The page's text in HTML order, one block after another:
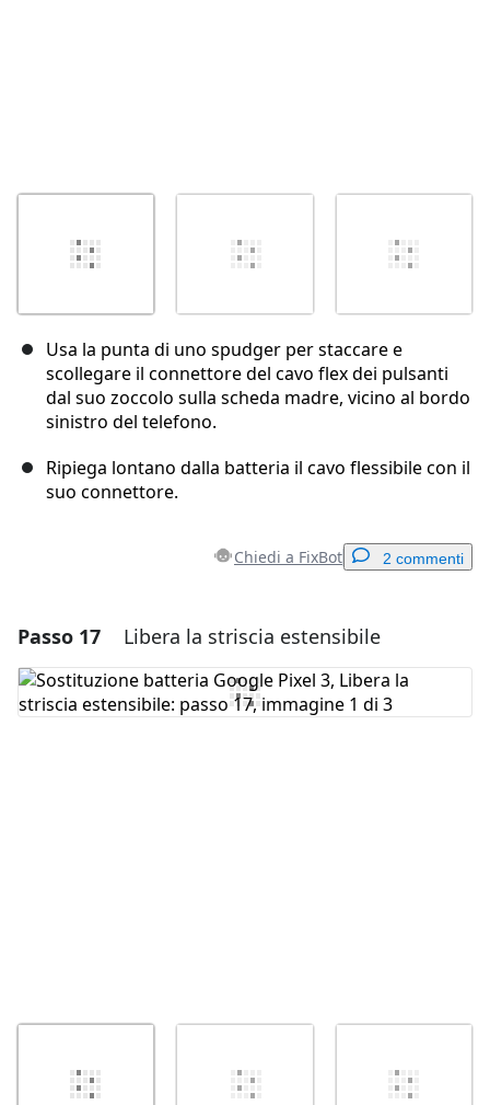
Usa la punta di uno spudger per staccare e
scollegare il connettore del cavo flex dei pulsanti
dal suo zoccolo sulla scheda madre, vicino al bordo
sinistro del telefono.
Ripiega lontano dalla batteria il cavo flessibile con il
suo connettore.
Chiedi a FixBot 2 commenti
Aggiungi un commento
Aggiungi Commento
Passo 17 Libera la striscia estensibile